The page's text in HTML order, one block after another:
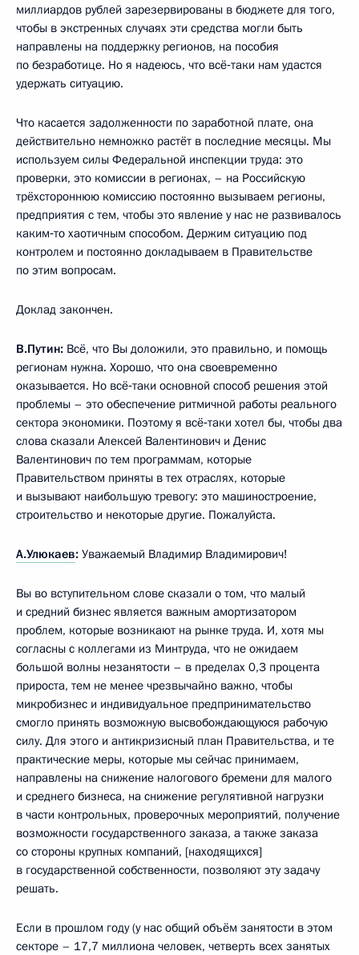
миллиардов рублей зарезервированы в бюджете для того,
чтобы в экстренных случаях эти средства могли быть
направлены на поддержку регионов, на пособия
по безработице. Но я надеюсь, что всё‑таки нам удастся
удержать ситуацию.
Что касается задолженности по заработной плате, она
действительно немножко растёт в последние месяцы. Мы
используем силы Федеральной инспекции труда: это
проверки, это комиссии в регионах, – на Российскую
трёхстороннюю комиссию постоянно вызываем регионы,
предприятия с тем, чтобы это явление у нас не развивалось
каким‑то хаотичным способом. Держим ситуацию под
контролем и постоянно докладываем в Правительстве
по этим вопросам.
Доклад закончен.
В.Путин: Всё, что Вы доложили, это правильно, и помощь
регионам нужна. Хорошо, что она своевременно
оказывается. Но всё‑таки основной способ решения этой
проблемы – это обеспечение ритмичной работы реального
сектора экономики. Поэтому я всё‑таки хотел бы, чтобы два
слова сказали Алексей Валентинович и Денис
Валентинович по тем программам, которые
Правительством приняты в тех отраслях, которые
и вызывают наибольшую тревогу: это машиностроение,
строительство и некоторые другие. Пожалуйста.
А.Улюкаев: Уважаемый Владимир Владимирович!
Вы во вступительном слове сказали о том, что малый
и средний бизнес является важным амортизатором
проблем, которые возникают на рынке труда. И, хотя мы
согласны с коллегами из Минтруда, что не ожидаем
большой волны незанятости – в пределах 0,3 процента
прироста, тем не менее чрезвычайно важно, чтобы
микробизнес и индивидуальное предпринимательство
смогло принять возможную высвобождающуюся рабочую
силу. Для этого и антикризисный план Правительства, и те
практические меры, которые мы сейчас принимаем,
направлены на снижение налогового бремени для малого
и среднего бизнеса, на снижение регулятивной нагрузки
в части контрольных, проверочных мероприятий, получение
возможности государственного заказа, а также заказа
со стороны крупных компаний, [находящихся]
в государственной собственности, позволяют эту задачу
решать.
Если в прошлом году (у нас общий объём занятости в этом
секторе – 17,7 миллиона человек, четверть всех занятых